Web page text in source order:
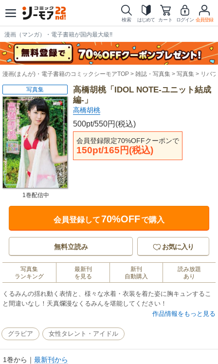
検索 はじめて カート ログイン 会員登録
漫画（マンガ）・電子書籍が国内最大級!!
漫画(まんが)・電子書籍のコミックシーモアTOP 雑誌・写真集 写真集 リバ
高橋胡桃「IDOL NOTE-ユニット結成
編-」
高橋胡桃
500pt/550円(税込)
会員登録限定70%OFFクーポンで
150pt/165円(税込)
写真集
1巻配信中
会員登録して70%OFFで購入
無料立読み お気に入り
写真集
ランキング
最新刊
を見る
新刊
自動購入
読み放題
あり
くるみんの揺れ動く表情と、様々な水着・衣装を着た姿に胸キュンするこ
と間違いなし！天真爛漫なくるみんを堪能してください！
作品情報をもっと見る
グラビア 女性タレント・アイドル
1巻から ｜ 最新刊から